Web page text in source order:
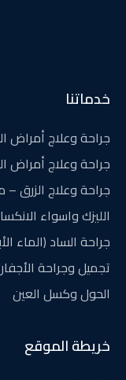
خدماتنا
جراحة وعلاج أمراض
جراحة وعلاج أمراض
جراحة وعلاج الزرق
الليزك واسواء
جراحة الساد (الماء
تجميل وجراحة
الحول وكسل العين
خريطة الموقع